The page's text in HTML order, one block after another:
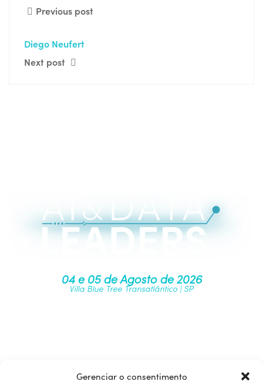
Gerenciar o consentimento
Previous post
Diego Neufert
Next post
04 e 05 de Agosto de 2026
Villa Blue Tree Transatlântico | SP
Junte-se à nossa comunidade